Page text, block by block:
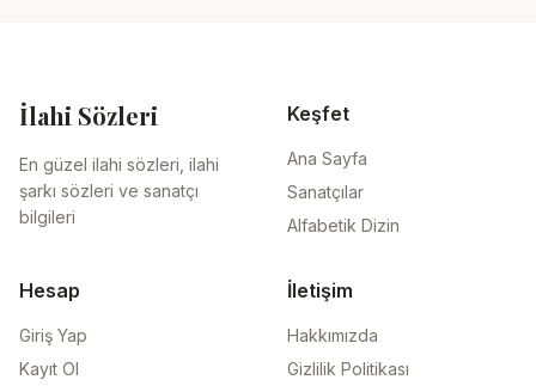
İlahi Sözleri
En güzel ilahi sözleri, ilahi
şarkı sözleri ve sanatçı
bilgileri
Keşfet
Ana Sayfa
Sanatçılar
Alfabetik Dizin
Hesap
Giriş Yap
Kayıt Ol
İletişim
Hakkımızda
Gizlilik Politikası